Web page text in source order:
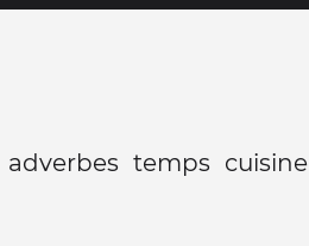
adverbes temps cuisine